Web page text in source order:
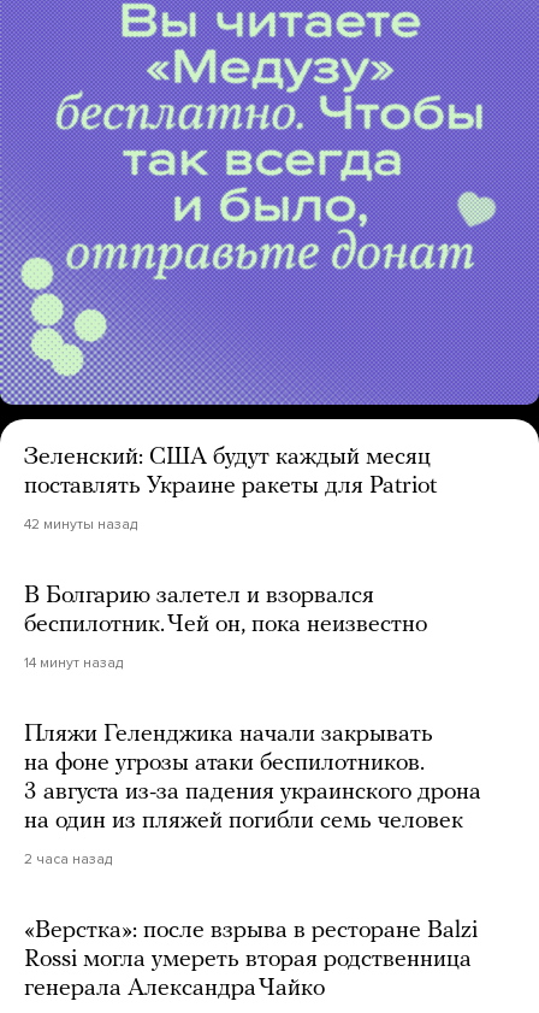
Зеленский: США будут каждый месяц
поставлять Украине ракеты для Patriot
42 минуты назад
В Болгарию залетел и взорвался
беспилотник. Чей он, пока неизвестно
14 минут назад
Пляжи Геленджика начали закрывать
на фоне угрозы атаки беспилотников.
3 августа из-за падения украинского дрона
на один из пляжей погибли семь человек
2 часа назад
«Верстка»: после взрыва в ресторане Balzi
Rossi могла умереть вторая родственница
генерала Александра Чайко